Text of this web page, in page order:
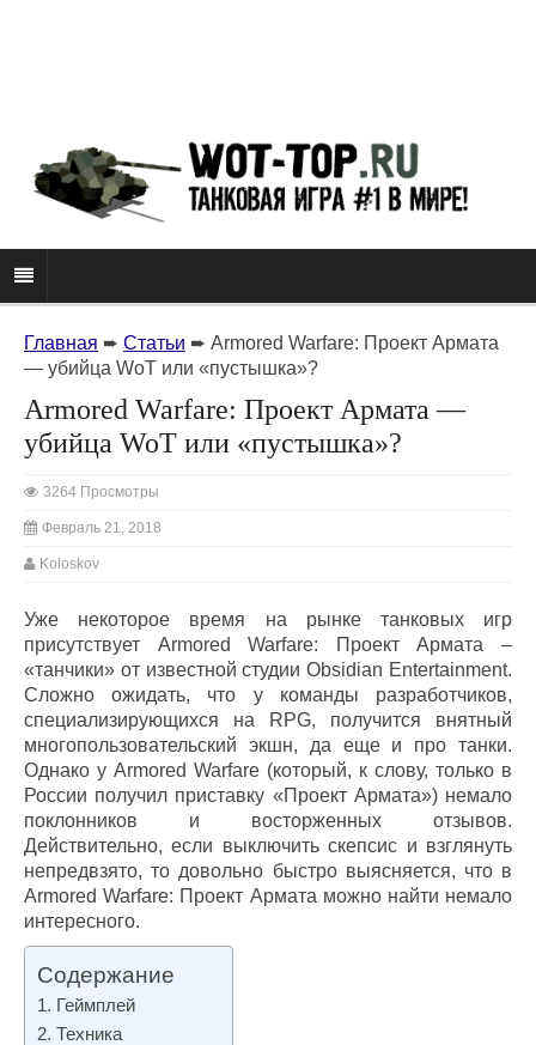
Главная ➨ Статьи ➨ Armored Warfare: Проект Армата
— убийца WoT или «пустышка»?
Armored Warfare: Проект Армата —
убийца WoT или «пустышка»?
3264 Просмотры
Февраль 21, 2018
Koloskov
Уже некоторое время на рынке танковых игр
присутствует Armored Warfare: Проект Армата –
«танчики» от известной студии Obsidian Entertainment.
Сложно ожидать, что у команды разработчиков,
специализирующихся на RPG, получится внятный
многопользовательский экшн, да еще и про танки.
Однако у Armored Warfare (который, к слову, только в
России получил приставку «Проект Армата») немало
поклонников и восторженных отзывов.
Действительно, если выключить скепсис и взглянуть
непредвзято, то довольно быстро выясняется, что в
Armored Warfare: Проект Армата можно найти немало
интересного.
Содержание
Геймплей
Техника